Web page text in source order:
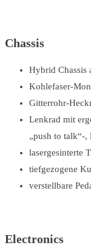
Chassis
Hybrid Chassis
Kohlefaser-
Gitterrohr-
Lenkrad mit
„push to talk“-
lasergesinterte
tiefgezogene
verstellbare
Electronics